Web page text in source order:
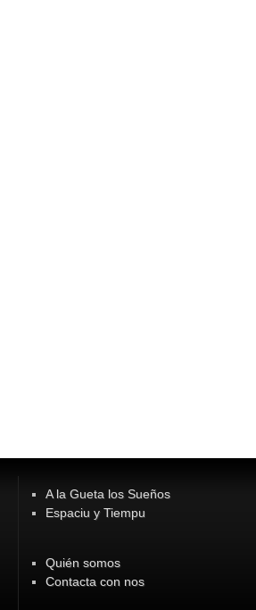
A la Gueta los Sueños
Espaciu y Tiempu
Quién somos
Contacta con nos